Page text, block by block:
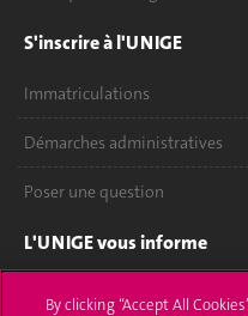
S'inscrire à l'UNIGE
Immatriculations
Démarches administratives
Poser une question
L'UNIGE vous informe
UNIGE Mobile
By clicking “Accept All